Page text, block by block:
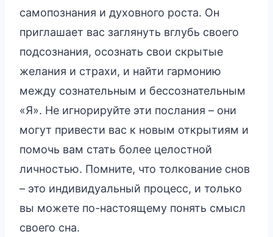
самопознания и духовного роста. Он
приглашает вас заглянуть вглубь своего
подсознания, осознать свои скрытые
желания и страхи, и найти гармонию
между сознательным и бессознательным
«Я». Не игнорируйте эти послания – они
могут привести вас к новым открытиям и
помочь вам стать более целостной
личностью. Помните, что толкование снов
– это индивидуальный процесс, и только
вы можете по-настоящему понять смысл
своего сна.